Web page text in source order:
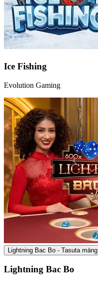
Ice Fishing
Evolution Gaming
Lightning Bac Bo - Tasuta mäng
Lightning Bac Bo